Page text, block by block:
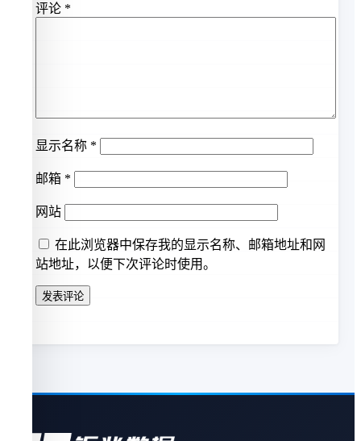
评论 *
显示名称 *
邮箱 *
网站
在此浏览器中保存我的显示名称、邮箱地址和网
站地址，以便下次评论时使用。